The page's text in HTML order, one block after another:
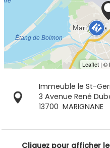
Immeuble le St-
3 Avenue René
13700 MARIGNANE
Cliquez pour afficher